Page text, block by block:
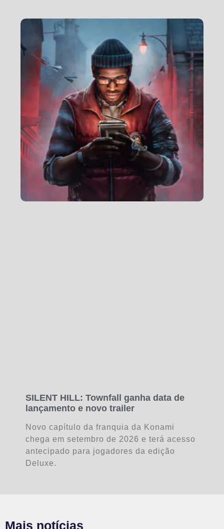
SILENT HILL: Townfall ganha data de
lançamento e novo trailer
Novo capítulo da franquia da Konami
chega em setembro de 2026 e terá acesso
antecipado para jogadores da edição
Deluxe.
Mais notícias